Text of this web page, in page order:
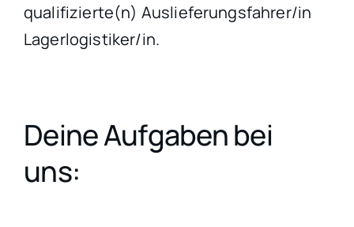
qualifizierte(n) Auslieferungsfahrer/in
Lagerlogistiker/in.
Deine Aufgaben bei
uns: